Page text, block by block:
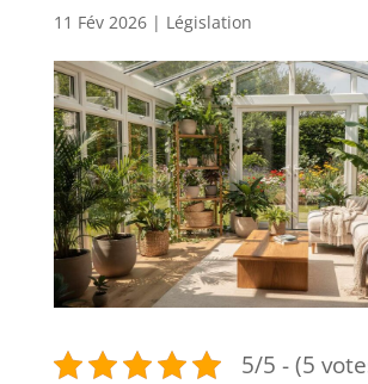
11 Fév 2026| Législation
5/5 - (5